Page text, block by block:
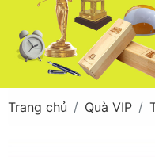
Trang chủ Quà VIP